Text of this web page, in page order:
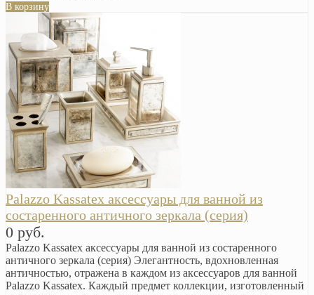
В корзину
Palazzo Kassatex аксессуары для ванной из
состаренного античного зеркала (серия)
0 руб.
Palazzo Kassatex аксессуары для ванной из состаренного
античного зеркала (серия) Элегантность, вдохновленная
античностью, отражена в каждом из аксессуаров для ванной
Palazzo Kassatex. Каждый предмет коллекции, изготовленный